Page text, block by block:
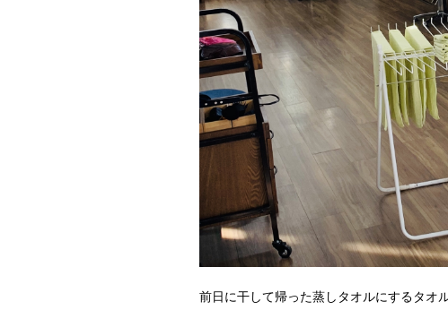
前日に干して帰った蒸しタオルにするタオ